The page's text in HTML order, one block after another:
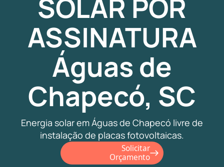
SOLAR POR
ASSINATURA
Águas de
Chapecó, SC
Energia solar em Águas de Chapecó livre de
instalação de placas fotovoltaicas.
Solicitar
Orçamento